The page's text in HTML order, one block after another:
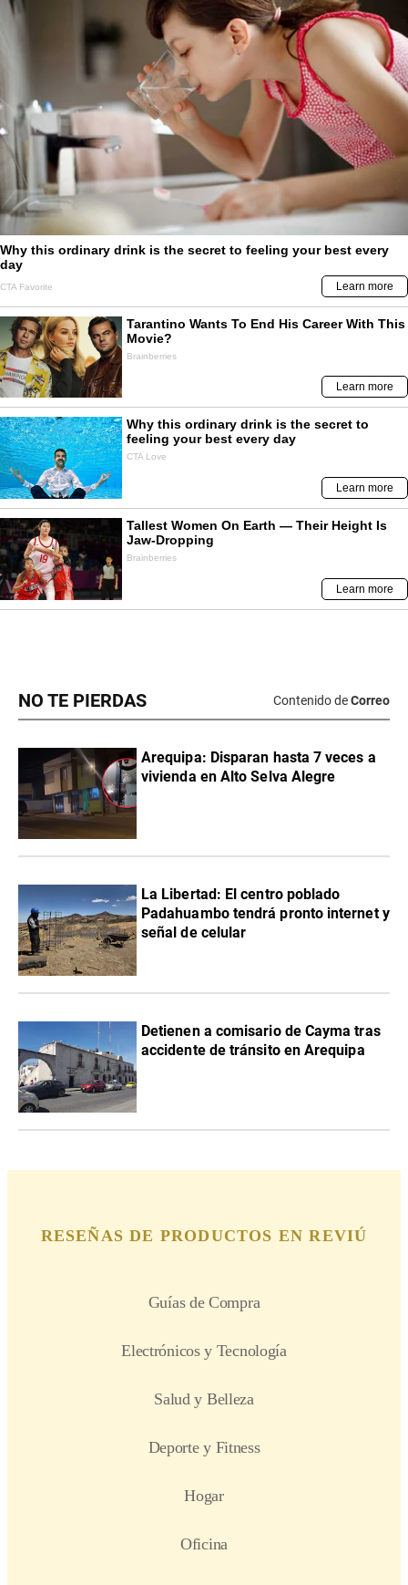
NO TE PIERDAS Contenido deCorreo
Arequipa: Disparan hasta 7 veces a
vivienda en Alto Selva Alegre
La Libertad: El centro poblado
Padahuambo tendrá pronto internet y
señal de celular
Detienen a comisario de Cayma tras
accidente de tránsito en Arequipa